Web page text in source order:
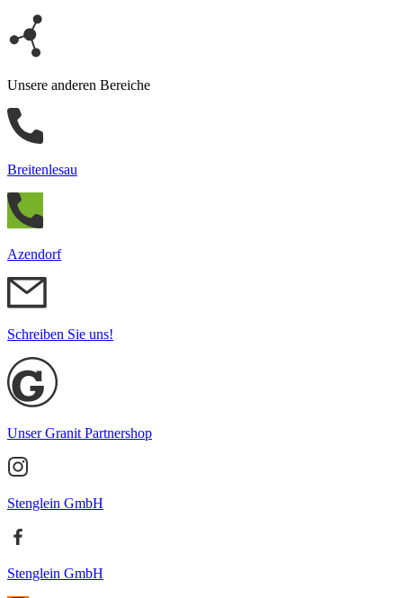
Unsere anderen Bereiche
Breitenlesau
Azendorf
Schreiben Sie uns!
Unser Granit Partnershop
Stenglein GmbH
Stenglein GmbH